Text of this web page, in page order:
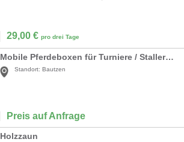
29,00 € pro drei Tage
Mobile Pferdeboxen für Turniere / Stallerweiterung
Standort: Bautzen
Preis auf Anfrage
Holzzaun